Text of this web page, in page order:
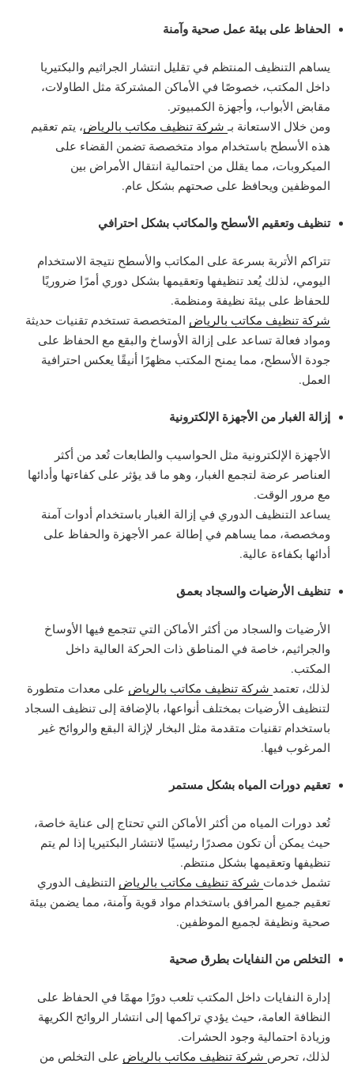
الحفاظ على بيئة عمل صحية وآمنة
يساهم التنظيف المنتظم في تقليل انتشار الجراثيم والبكتيريا
داخل المكتب، خصوصًا في الأماكن المشتركة مثل الطاولات،
مقابض الأبواب، وأجهزة الكمبيوتر.
ومن خلال الاستعانة بـ شركة تنظيف مكاتب بالرياض، يتم تعقيم
هذه الأسطح باستخدام مواد متخصصة تضمن القضاء على
الميكروبات، مما يقلل من احتمالية انتقال الأمراض بين
الموظفين ويحافظ على صحتهم بشكل عام.
تنظيف وتعقيم الأسطح والمكاتب بشكل احترافي
تتراكم الأتربة بسرعة على المكاتب والأسطح نتيجة الاستخدام
اليومي، لذلك يُعد تنظيفها وتعقيمها بشكل دوري أمرًا ضروريًا
للحفاظ على بيئة نظيفة ومنظمة.
شركة تنظيف مكاتب بالرياض المتخصصة تستخدم تقنيات حديثة
ومواد فعالة تساعد على إزالة الأوساخ والبقع مع الحفاظ على
جودة الأسطح، مما يمنح المكتب مظهرًا أنيقًا يعكس احترافية
العمل.
إزالة الغبار من الأجهزة الإلكترونية
الأجهزة الإلكترونية مثل الحواسيب والطابعات تُعد من أكثر
العناصر عرضة لتجمع الغبار، وهو ما قد يؤثر على كفاءتها وأدائها
مع مرور الوقت.
يساعد التنظيف الدوري في إزالة الغبار باستخدام أدوات آمنة
ومخصصة، مما يساهم في إطالة عمر الأجهزة والحفاظ على
أدائها بكفاءة عالية.
تنظيف الأرضيات والسجاد بعمق
الأرضيات والسجاد من أكثر الأماكن التي تتجمع فيها الأوساخ
والجراثيم، خاصة في المناطق ذات الحركة العالية داخل
المكتب.
لذلك، تعتمد شركة تنظيف مكاتب بالرياض على معدات متطورة
لتنظيف الأرضيات بمختلف أنواعها، بالإضافة إلى تنظيف السجاد
باستخدام تقنيات متقدمة مثل البخار لإزالة البقع والروائح غير
المرغوب فيها.
تعقيم دورات المياه بشكل مستمر
تُعد دورات المياه من أكثر الأماكن التي تحتاج إلى عناية خاصة،
حيث يمكن أن تكون مصدرًا رئيسيًا لانتشار البكتيريا إذا لم يتم
تنظيفها وتعقيمها بشكل منتظم.
تشمل خدمات شركة تنظيف مكاتب بالرياض التنظيف الدوري
تعقيم جميع المرافق باستخدام مواد قوية وآمنة، مما يضمن بيئة
صحية ونظيفة لجميع الموظفين.
التخلص من النفايات بطرق صحية
إدارة النفايات داخل المكتب تلعب دورًا مهمًا في الحفاظ على
النظافة العامة، حيث يؤدي تراكمها إلى انتشار الروائح الكريهة
وزيادة احتمالية وجود الحشرات.
لذلك، تحرص شركة تنظيف مكاتب بالرياض على التخلص من